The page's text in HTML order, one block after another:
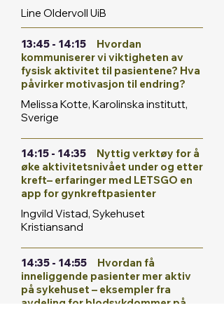
Line Oldervoll UiB
13:45 - 14:15
Hvordan
kommuniserer vi viktigheten av
fysisk aktivitet til pasientene? Hva
påvirker motivasjon til endring?
Melissa Kotte, Karolinska institutt,
Sverige
14:15 - 14:35
Nyttig verktøy for å
øke aktivitetsnivået under og etter
kreft– erfaringer med LETSGO en
app for gynkreftpasienter
Ingvild Vistad, Sykehuset
Kristiansand
14:35 - 14:55
Hvordan få
inneliggende pasienter mer aktiv
på sykehuset – eksempler fra
avdeling for blodsykdommer på